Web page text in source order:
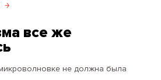
→
все же
не должна была